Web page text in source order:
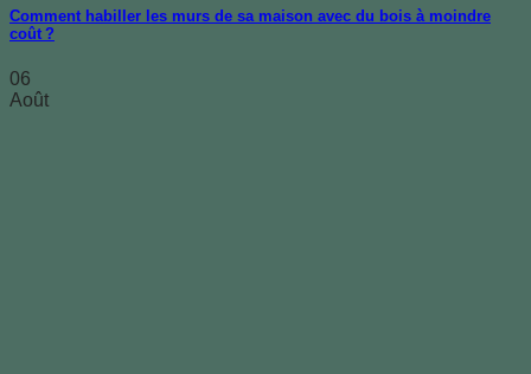
Comment habiller les murs de sa maison avec du bois à moindre
coût ?
06
Août